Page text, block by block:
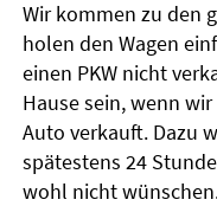
Wir kommen zu den
holen den Wagen
einen PKW nicht
Hause sein, wenn
Auto verkauft. Dazu
spätestens 24
wohl nicht